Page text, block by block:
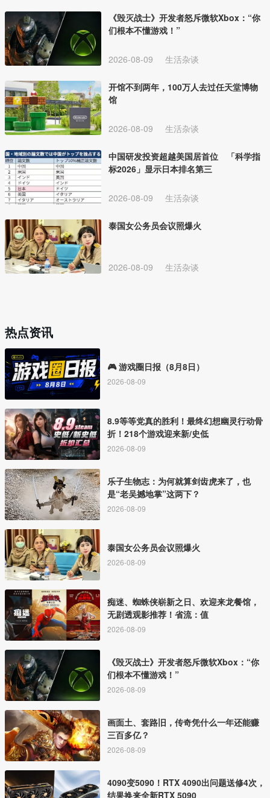
《毁灭战士》开发者怒斥微软Xbox：“你
们根本不懂游戏！”
2026-08-09 生活杂谈
开馆不到两年，100万人去过任天堂博物
馆
2026-08-09 生活杂谈
中国研发投资超越美国居首位 「科学指
标2026」显示日本排名第三
2026-08-09 生活杂谈
泰国女公务员会议照爆火
2026-08-09 生活杂谈
热点资讯
🎮 游戏圈日报（8月8日）
2026-08-09
8.9等等党真的胜利！最终幻想幽灵行动骨
折！218个游戏迎来新/史低
2026-08-09
乐子生物志：为何就算剑齿虎来了，也
是“老吴撼地掌”这两下？
2026-08-09
泰国女公务员会议照爆火
2026-08-09
痴迷、蜘蛛侠崭新之日、欢迎来龙餐馆，
无剧透观影推荐！省流：值
2026-08-09
《毁灭战士》开发者怒斥微软Xbox：“你
们根本不懂游戏！”
2026-08-09
画面土、套路旧，传奇凭什么一年还能赚
三百多亿？
2026-08-09
4090变5090！RTX 4090出问题送修4次，
结果换来全新RTX 5090